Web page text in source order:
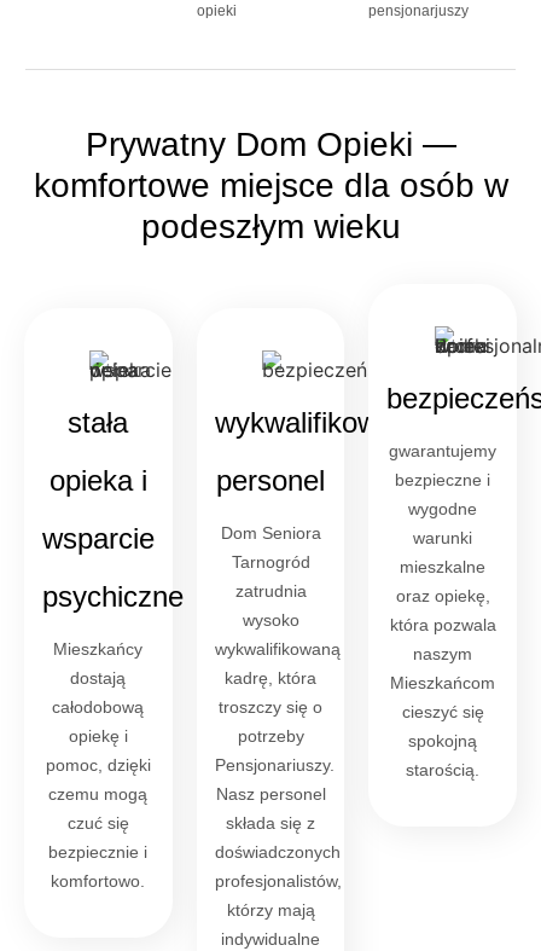
opieki pensjonarjuszy
Prywatny Dom Opieki —
komfortowe miejsce dla osób w
podeszłym wieku
stała
opieka i
wsparcie
psychiczne
Mieszkańcy
dostają
całodobową
opiekę i
pomoc, dzięki
czemu mogą
czuć się
bezpiecznie i
komfortowo.
wykwalifikowany
personel
Dom Seniora
Tarnogród
zatrudnia
wysoko
wykwalifikowaną
kadrę, która
troszczy się o
potrzeby
Pensjonariuszy.
Nasz personel
składa się z
doświadczonych
profesjonalistów,
którzy mają
indywidualne
gwarantujemy
bezpieczne i
wygodne
warunki
mieszkalne
oraz opiekę,
która pozwala
naszym
Mieszkańcom
cieszyć się
spokojną
starością.